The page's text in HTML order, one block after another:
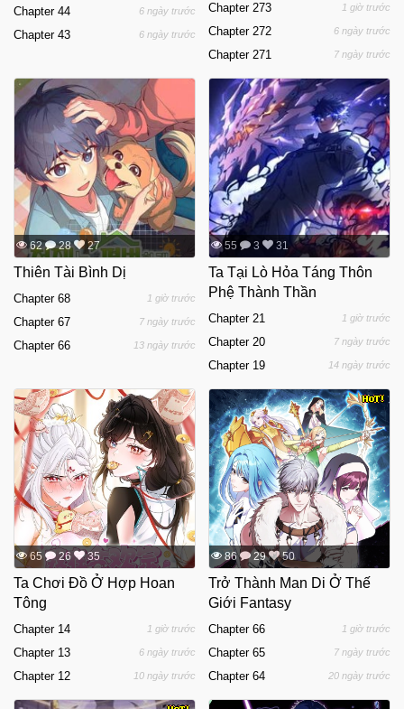
Chapter 44 6 ngày trước
Chapter 43 6 ngày trước
Chapter 273 1 giờ trước
Chapter 272 6 ngày trước
Chapter 271 7 ngày trước
62 28 27
Thiên Tài Bình Dị
Chapter 68 1 giờ trước
Chapter 67 7 ngày trước
Chapter 66 13 ngày trước
55 3 31
Ta Tại Lò Hỏa Táng Thôn
Phệ Thành Thần
Chapter 21 1 giờ trước
Chapter 20 7 ngày trước
Chapter 19 14 ngày trước
65 26 35
Ta Chơi Đồ Ở Hợp Hoan
Tông
Chapter 14 1 giờ trước
Chapter 13 6 ngày trước
Chapter 12 10 ngày trước
86 29 50
Trở Thành Man Di Ở Thế
Giới Fantasy
Chapter 66 1 giờ trước
Chapter 65 7 ngày trước
Chapter 64 20 ngày trước